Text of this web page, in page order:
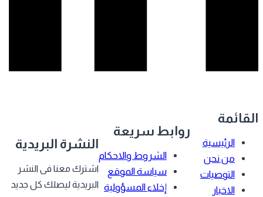
الرئيسية
من نحن
التوصيات
الاخبار
روابط سريعة
الشروط والاحكام
سياسة الموقع
إخلاء المسؤولية
النشرة البريدية
اشترك معنا فى النشر
البريدية ليصلك كل جديد